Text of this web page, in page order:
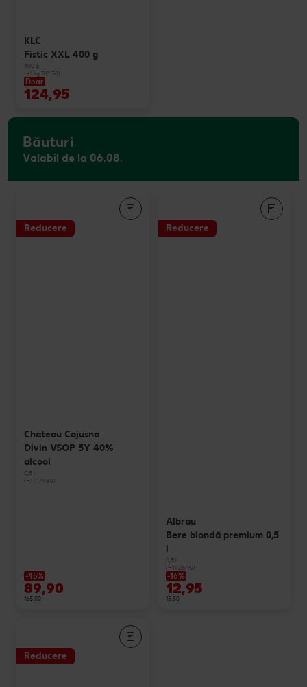
KLC
Fistic XXL 400 g
400 g
(=1 kg 312.38)
Doar
124,95
Băuturi
Valabil de la 06.08.
Reducere
Chateau Cojusna
Divin VSOP 5Y 40%
alcool
0,5 l
(=1 l 179.80)
-45%
89,90
165,00
Reducere
Albrau
Bere blondă premium 0,5
l
0,5 l
(=1 l 25.90)
-16%
12,95
15,50
Reducere